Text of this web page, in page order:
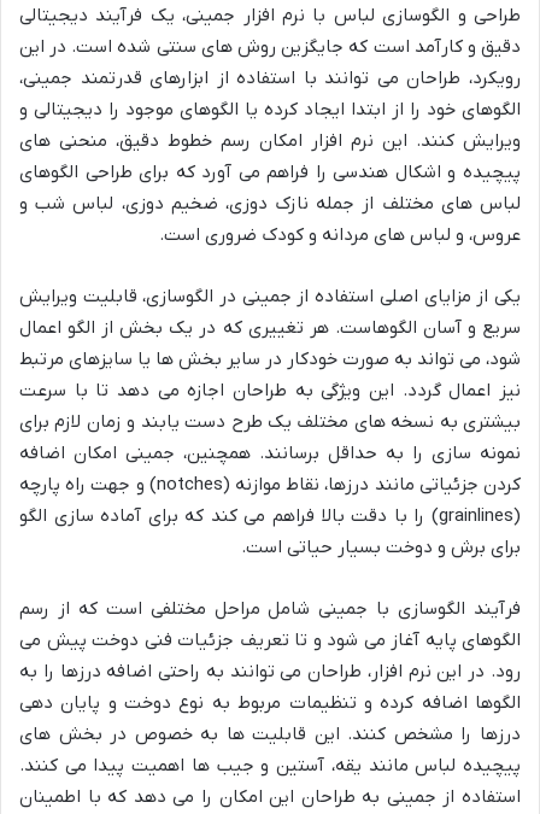
طراحی و الگوسازی لباس با نرم افزار جمینی، یک فرآیند دیجیتالی
دقیق و کارآمد است که جایگزین روش های سنتی شده است. در این
رویکرد، طراحان می توانند با استفاده از ابزارهای قدرتمند جمینی،
الگوهای خود را از ابتدا ایجاد کرده یا الگوهای موجود را دیجیتالی و
ویرایش کنند. این نرم افزار امکان رسم خطوط دقیق، منحنی های
پیچیده و اشکال هندسی را فراهم می آورد که برای طراحی الگوهای
لباس های مختلف از جمله نازک دوزی، ضخیم دوزی، لباس شب و
عروس، و لباس های مردانه و کودک ضروری است.
یکی از مزایای اصلی استفاده از جمینی در الگوسازی، قابلیت ویرایش
سریع و آسان الگوهاست. هر تغییری که در یک بخش از الگو اعمال
شود، می تواند به صورت خودکار در سایر بخش ها یا سایزهای مرتبط
نیز اعمال گردد. این ویژگی به طراحان اجازه می دهد تا با سرعت
بیشتری به نسخه های مختلف یک طرح دست یابند و زمان لازم برای
نمونه سازی را به حداقل برسانند. همچنین، جمینی امکان اضافه
کردن جزئیاتی مانند درزها، نقاط موازنه (notches) و جهت راه پارچه
(grainlines) را با دقت بالا فراهم می کند که برای آماده سازی الگو
برای برش و دوخت بسیار حیاتی است.
فرآیند الگوسازی با جمینی شامل مراحل مختلفی است که از رسم
الگوهای پایه آغاز می شود و تا تعریف جزئیات فنی دوخت پیش می
رود. در این نرم افزار، طراحان می توانند به راحتی اضافه درزها را به
الگوها اضافه کرده و تنظیمات مربوط به نوع دوخت و پایان دهی
درزها را مشخص کنند. این قابلیت ها به خصوص در بخش های
پیچیده لباس مانند یقه، آستین و جیب ها اهمیت پیدا می کنند.
استفاده از جمینی به طراحان این امکان را می دهد که با اطمینان